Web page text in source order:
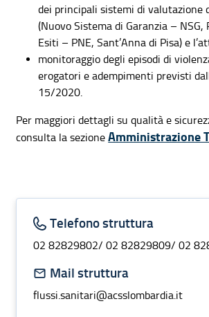
dei principali sistemi di valutazione
(Nuovo Sistema di Garanzia – NSG,
Esiti – PNE, Sant’Anna di Pisa) e
monitoraggio degli episodi di
erogatori e adempimenti previsti
15/2020.
Per maggiori dettagli su qualità e
consulta la sezioneAmministrazione
Informazioni struttura
Telefono struttura
02 82829802/ 02 82829809/ 02
Mail struttura
flussi.sanitari@acsslombardia.it